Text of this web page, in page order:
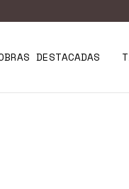
DESTACADAS